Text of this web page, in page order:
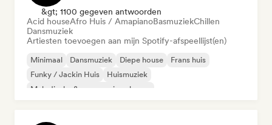
&gt; 1100 gegeven antwoorden
Acid houseAfro Huis / AmapianoBasmuziekChillen
Dansmuziek
Artiesten toevoegen aan mijn Spotify-afspeellijst(en)
Minimaal Dansmuziek Diepe house
Frans huis
Funky / Jackin Huis
Huismuziek
Melodische & progressieve house